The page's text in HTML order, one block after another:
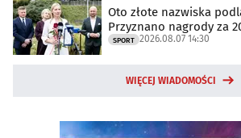
Oto złote nazwiska
Przyznano nagrody za
SPORT 2026.08.07 14:30
WIĘCEJ WIADOMOŚCI